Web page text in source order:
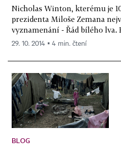
Nicholas Winton, kterému je
prezidenta Miloše Zemana
vyznamenání - Řád bílého lva.
29. 10. 2014 ▪ 4 min. čtení
BLOG